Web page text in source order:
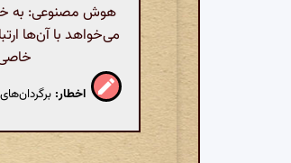
هوش مصنوعی: به
می‌خواهد با آن‌ها
اخطار: